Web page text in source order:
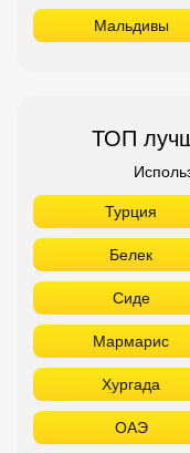
Белек
Хургада
ОАЭ
Дубай
Шарджа
Таиланд
Самуй
Као Лак